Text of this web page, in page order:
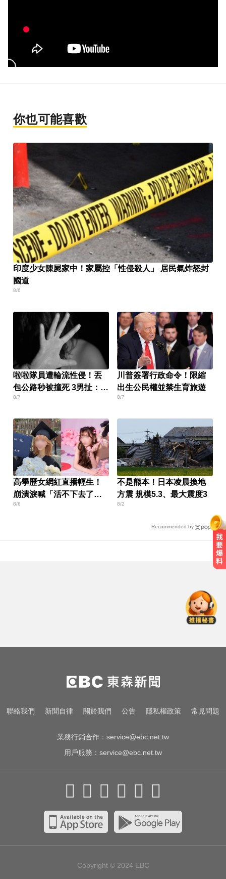
你也可能喜歡
印度少女陳屍家中！家屬控「性侵殺人」 居民氣炸怒封
國道
8/6
啦啦隊員遭輪流性侵！丟
包公路秒被撞死 3男扯：她
自願的
8/7
川普簽署行政命令！限縮
出生公民權並禁生育旅遊
8/7
高學歷女網紅直播輕生！
崩潰淚喊「活不下去了」
仍遭網暴
8/6
不是熊本！日本凌晨換地
方震 規模5.3、最大震度3
8/2
Recommended by
課標準」
快訊／白海豚逼近！新竹縣尖石、
五峰「8校停課」
滴管餵毒性侵致死！台中宮廟總幹
聯絡我們 新聞自律 關於我們 公告 隱私權政策 常見問題
業務行銷合作： service@ebc.net.tw
用戶服務： service@ebc.net.tw
Copyright © 2024 EBC